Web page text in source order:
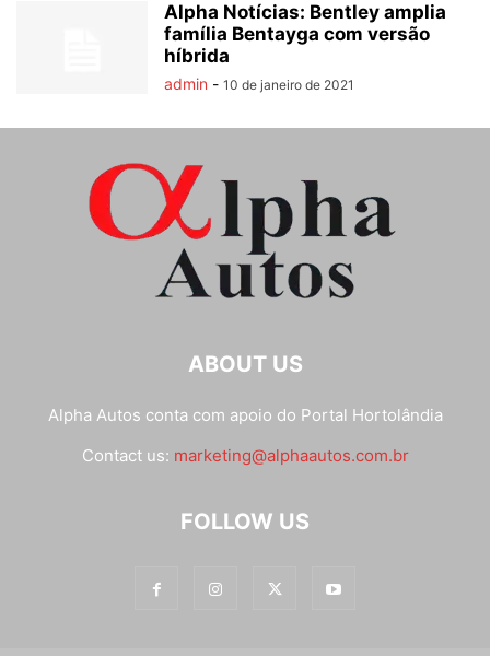
Alpha Notícias: Bentley amplia
família Bentayga com versão
híbrida
admin - 10 de janeiro de 2021
ABOUT US
Alpha Autos conta com apoio do Portal Hortolândia
Contact us: marketing@alphaautos.com.br
FOLLOW US